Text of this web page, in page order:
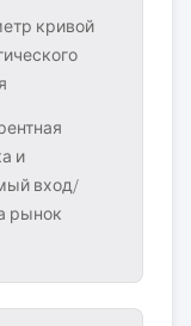
кривой
и
вход/
рынок